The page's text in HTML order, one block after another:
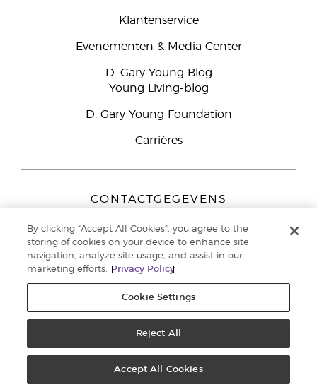
Klantenservice
Evenementen & Media Center
D. Gary Young Blog
Young Living-blog
D. Gary Young Foundation
Carrières
CONTACTGEGEVENS
Peizerweg 97
9727 AJ Groningen
Nederland
Klantenservice:44-0-1480-710032
voorbehouden. | Privacybeleid
By clicking “Accept All Cookies”, you agree to the
storing of cookies on your device to enhance site
navigation, analyze site usage, and assist in our
marketing efforts.
Privacy Policy
Cookie Settings
Reject All
Accept All Cookies